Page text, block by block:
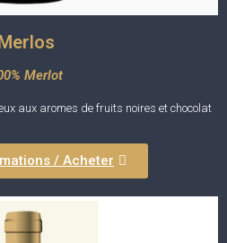
Merlot
aux aromes de fruits noires et chocolat
/ Acheter